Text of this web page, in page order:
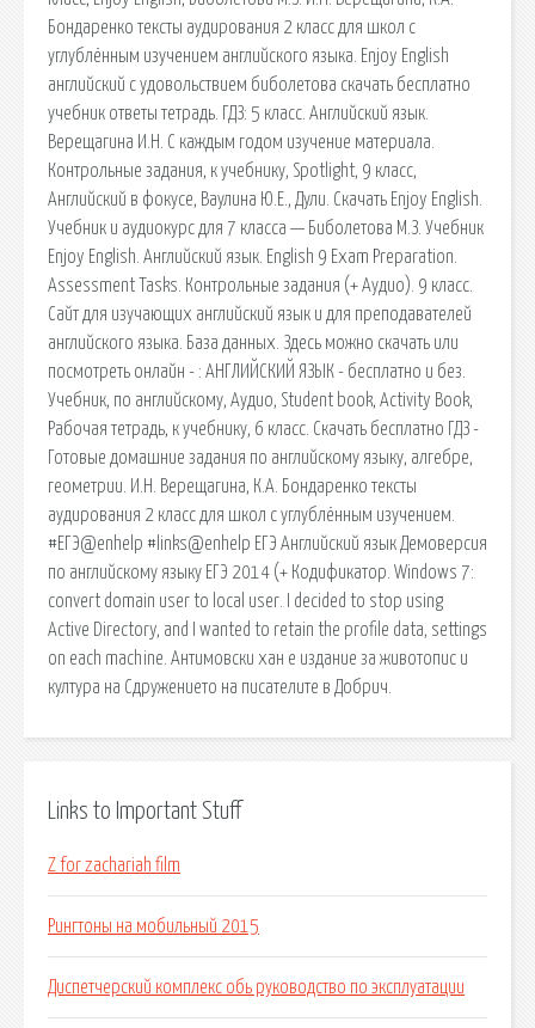
Бондаренко тексты аудирования 2 класс для школ с
углублённым изучением английского языка. Enjoy English
английский с удовольствием биболетова скачать бесплатно
учебник ответы тетрадь. ГДЗ: 5 класс. Английский язык.
Верещагина И.Н. С каждым годом изучение материала.
Контрольные задания, к учебнику, Spotlight, 9 класс,
Английский в фокусе, Ваулина Ю.Е., Дули. Скачать Enjoy English.
Учебник и аудиокурс для 7 класса — Биболетова М.З. Учебник
Enjoy English. Английский язык. English 9 Exam Preparation.
Assessment Tasks. Контрольные задания (+ Аудио). 9 класс.
Сайт для изучающих английский язык и для преподавателей
английского языка. База данных. Здесь можно скачать или
посмотреть онлайн - : АНГЛИЙСКИЙ ЯЗЫК - бесплатно и без.
Учебник, по английскому, Аудио, Student book, Activity Book,
Рабочая тетрадь, к учебнику, 6 класс. Скачать бесплатно ГДЗ -
Готовые домашние задания по английскому языку, алгебре,
геометрии. И.Н. Верещагина, К.А. Бондаренко тексты
аудирования 2 класс для школ с углублённым изучением.
#ЕГЭ@enhelp #links@enhelp ЕГЭ Английский язык Демоверсия
по английскому языку ЕГЭ 2014 (+ Кодификатор. Windows 7:
convert domain user to local user. I decided to stop using
Active Directory, and I wanted to retain the profile data, settings
on each machine. Антимовски хан е издание за животопис и
култура на Сдружението на писателите в Добрич.
Links to Important Stuff
Z for zachariah film
Рингтоны на мобильный 2015
Диспетчерский комплекс обь руководство по эксплуатации